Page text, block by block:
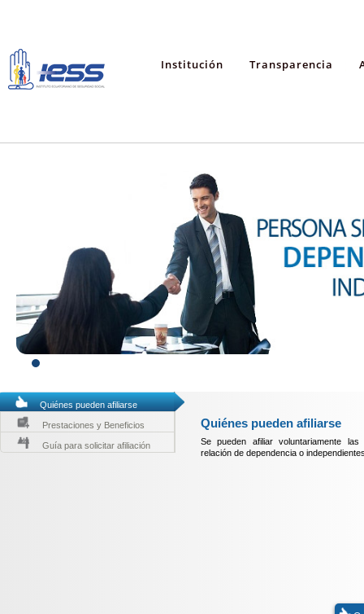
Institución Transparencia
Quiénes pueden afiliarse
Prestaciones y Beneficios
Guía para solicitar afiliación
Quiénes pueden afiliarse
Se pueden afiliar voluntariamente
relación de dependencia o